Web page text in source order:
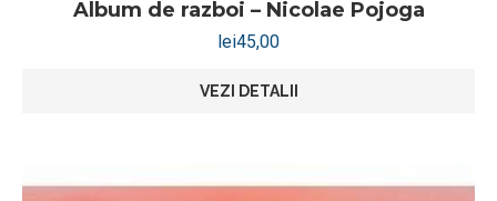
Album de razboi – Nicolae Pojoga
lei45,00
VEZI DETALII